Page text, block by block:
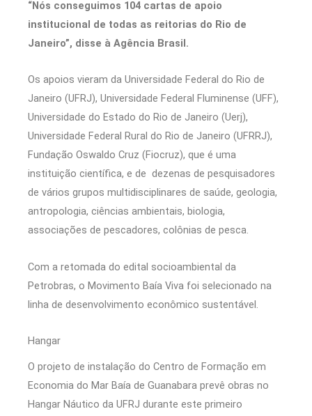
“Nós conseguimos 104 cartas de apoio
institucional de todas as reitorias do Rio de
Janeiro”, disse à Agência Brasil.
Os apoios vieram da Universidade Federal do Rio de
Janeiro (UFRJ), Universidade Federal Fluminense (UFF),
Universidade do Estado do Rio de Janeiro (Uerj),
Universidade Federal Rural do Rio de Janeiro (UFRRJ),
Fundação Oswaldo Cruz (Fiocruz), que é uma
instituição científica, e de dezenas de pesquisadores
de vários grupos multidisciplinares de saúde, geologia,
antropologia, ciências ambientais, biologia,
associações de pescadores, colônias de pesca.
Com a retomada do edital socioambiental da
Petrobras, o Movimento Baía Viva foi selecionado na
linha de desenvolvimento econômico sustentável.
Hangar
O projeto de instalação do Centro de Formação em
Economia do Mar Baía de Guanabara prevê obras no
Hangar Náutico da UFRJ durante este primeiro